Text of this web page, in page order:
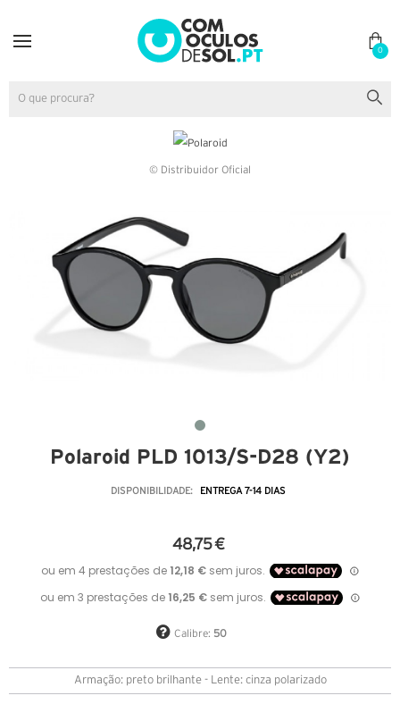
0
© Distribuidor Oficial
Polaroid PLD 1013/S-D28 (Y2)
DISPONIBILIDADE: ENTREGA 7-14 DIAS
48,75 €
Calibre: 50
Armação: preto brilhante - Lente: cinza polarizado